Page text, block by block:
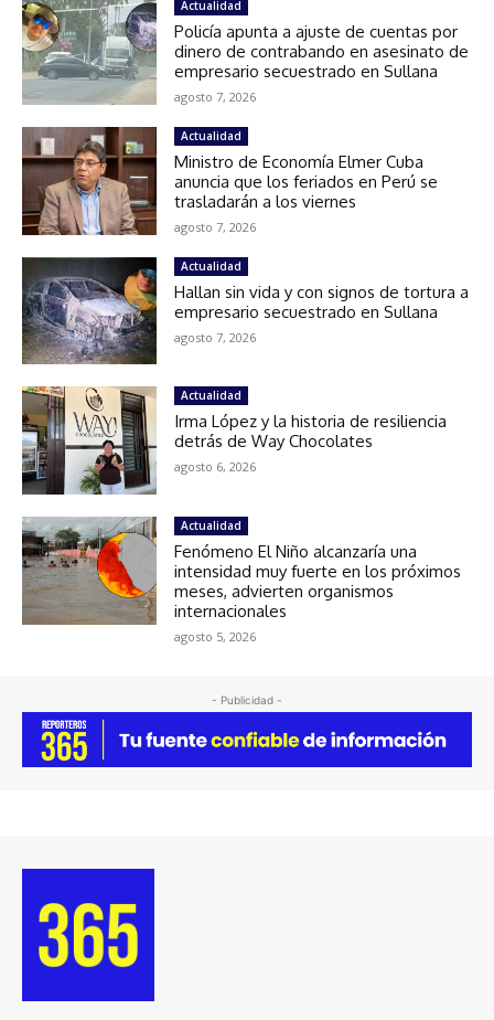
Actualidad
Policía apunta a ajuste de cuentas por
dinero de contrabando en asesinato de
empresario secuestrado en Sullana
agosto 7, 2026
Actualidad
Ministro de Economía Elmer Cuba
anuncia que los feriados en Perú se
trasladarán a los viernes
agosto 7, 2026
Actualidad
Hallan sin vida y con signos de tortura a
empresario secuestrado en Sullana
agosto 7, 2026
Actualidad
Irma López y la historia de resiliencia
detrás de Way Chocolates
agosto 6, 2026
Actualidad
Fenómeno El Niño alcanzaría una
intensidad muy fuerte en los próximos
meses, advierten organismos
internacionales
agosto 5, 2026
- Publicidad -